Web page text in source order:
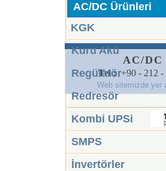
AC/DC Ürünleri
KGK
Kuru Akü
Regülatör
Redresör
Kombi UPSi
SMPS
İnvertörler
AC/DC
Tel :+90 - 212 -
Web sitemizde yer